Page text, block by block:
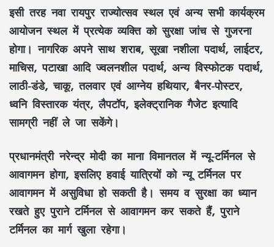
इसी तरह नवा रायपुर राज्योत्सव स्थल एवं अन्य सभी कार्यक्रम
आयोजन स्थल में प्रत्येक व्यक्ति को सुरक्षा जांच से गुजरना
होगा। नागरिक अपने साथ शराब, सूखा नशीला पदार्थ, लाईटर,
माचिस, पटाखा आदि ज्वलनशील पदार्थ, अन्य विस्फोटक पदार्थ,
लाठी-डंडे, चाकू, तलवार एवं आग्नेय हथियार, बैनर-पोस्टर,
ध्वनि विस्तारक यंत्र, लैपटॉप, इलेक्ट्रानिक गैजेट इत्यादि
सामग्री नहीं ले जा सकेंगे।
प्रधानमंत्री नरेन्द्र मोदी का माना विमानतल में न्यू-टर्मिनल से
आवागमन होगा, इसलिए हवाई यात्रियों को न्यू टर्मिनल पर
आवागमन में असुविधा हो सकती है। समय व सुरक्षा का ध्यान
रखते हुए पुराने टर्मिनल से आवागमन कर सकते हैं, पुराने
टर्मिनल का मार्ग खुला रहेगा।